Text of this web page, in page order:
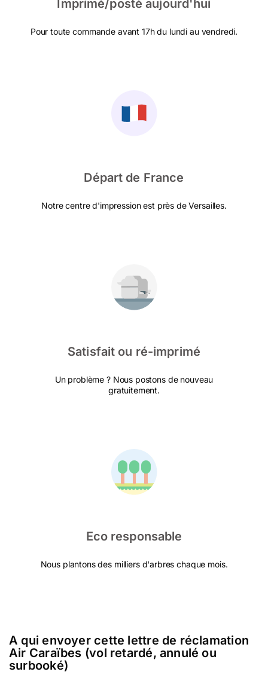
Imprimé/posté aujourd'hui
Pour toute commande avant 17h du lundi au vendredi.
Départ de France
Notre centre d'impression est près de Versailles.
Satisfait ou ré-imprimé
Un problème ? Nous postons de nouveau
gratuitement.
Eco responsable
Nous plantons des milliers d'arbres chaque mois.
A qui envoyer cette lettre de réclamation
Air Caraïbes (vol retardé, annulé ou
surbooké)